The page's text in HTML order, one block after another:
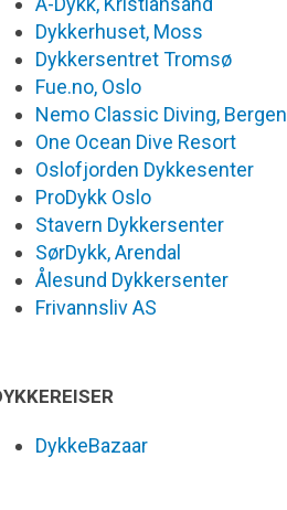
Dykkerhuset, Moss
Dykkersentret Tromsø
Fue.no, Oslo
Nemo Classic Diving, Bergen
One Ocean Dive Resort
Oslofjorden Dykkesenter
ProDykk Oslo
Stavern Dykkersenter
SørDykk, Arendal
Ålesund Dykkersenter
Frivannsliv AS
DykkeBazaar